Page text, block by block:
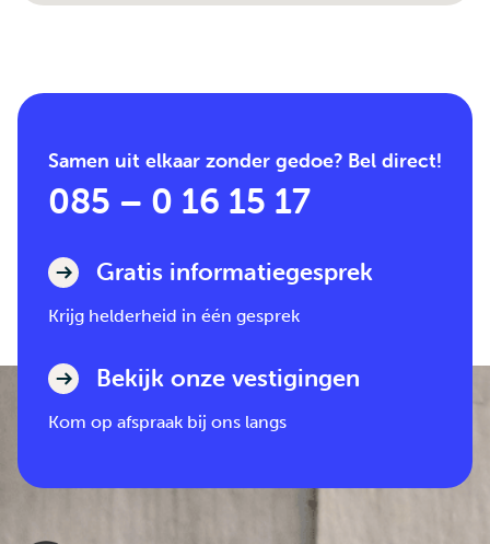
Samen uit elkaar zonder gedoe? Bel direct!
085 – 0 16 15 17
Gratis informatiegesprek
Krijg helderheid in één gesprek
Bekijk onze vestigingen
Kom op afspraak bij ons langs